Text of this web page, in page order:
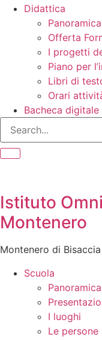
Didattica
Panoramica
Offerta
I progetti
Piano per
Libri di
Orari
Bacheca digitale
Istituto
Montenero
Montenero di Bisaccia
Scuola
Panoramica
I luoghi
Le persone